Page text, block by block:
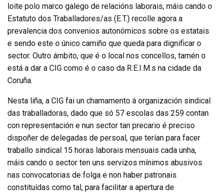
loite polo marco galego de relacións laborais, máis cando o
Estatuto dos Traballadores/as (E.T.) recolle agora a
prevalencia dos convenios autonómicos sobre os estatais
e sendo este o único camiño que queda para dignificar o
sector. Outro ámbito, que é o local nos concellos, tamén o
está a dar a CIG como é o caso da R.E.I.M.s na cidade da
Coruña.
Nesta liña, a CIG fai un chamamento á organización sindical
das traballadoras, dado que só 57 escolas das 259 contan
con representación e nun sector tan precario é preciso
dispoñer de delegadas de persoal, que terían para facer
traballo sindical 15 horas laborais mensuais cada unha,
máis cando o sector ten uns servizos mínimos abusivos
nas convocatorias de folga e non haber patronais
constituídas como tal, para facilitar a apertura de